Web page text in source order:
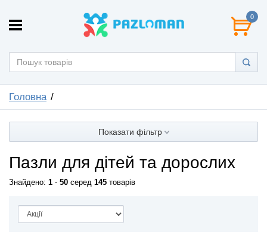
0
Головна
Показати фільтр
Пазли для дітей та дорослих
Знайдено: 1 - 50 серед 145 товарів